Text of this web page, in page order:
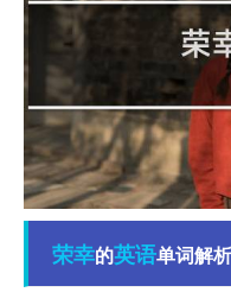
荣幸的英语单词解析